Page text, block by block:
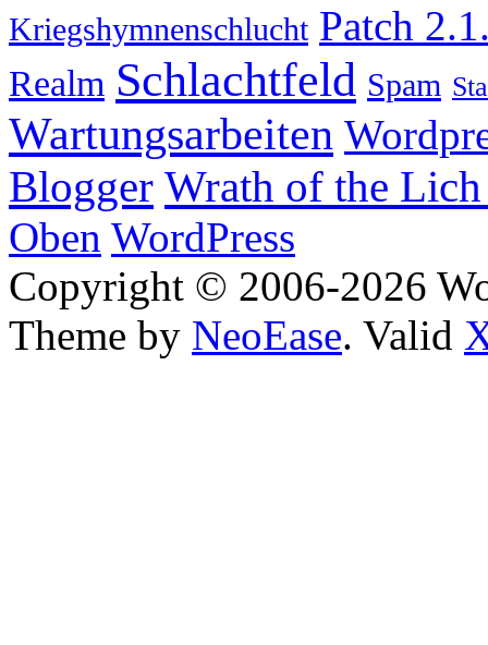
Kriegshymnenschlucht Patch
Realm Schlachtfeld Spam
Wartungsarbeiten
Blogger Wrath of the
Oben WordPress
Copyright © 2006-2026
Theme by NeoEase. Valid